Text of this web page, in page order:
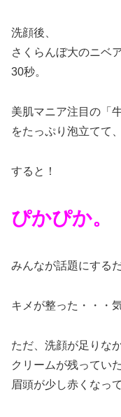
洗顔後、
さくらんぼ大のニベ
30秒。
美肌マニア注目の「
をたっぷり泡立てて
すると！
ぴかぴか。
みんなが話題にする
キメが整った・・・
ただ、洗顔が足りな
クリームが残ってい
眉頭が少し赤くなっ